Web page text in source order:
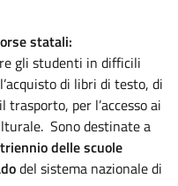
statali:
gli studenti in difficili
di libri di testo, di
per l’accesso ai
Sono destinate a
delle scuole
del sistema nazionale di